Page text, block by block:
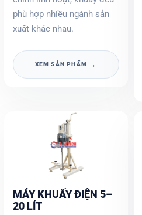
phù hợp nhiều ngành sản
xuất khác nhau.
XEM SẢN PHẨM →
MÁY KHUẤY ĐIỆN 5–
20 LÍT